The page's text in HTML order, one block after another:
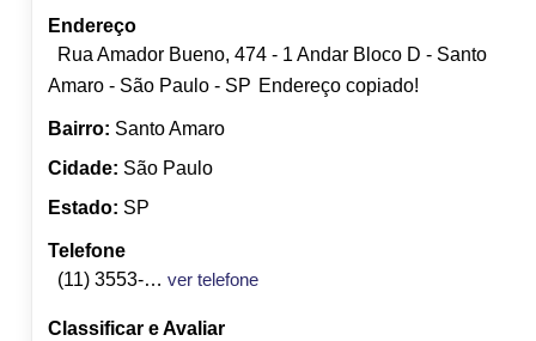
Endereço
Rua Amador Bueno, 474 - 1 Andar Bloco D - Santo
Amaro - São Paulo - SP Endereço copiado!
Bairro: Santo Amaro
Cidade: São Paulo
Estado: SP
Telefone
(11) 3553-5829
ver telefone
Classificar e Avaliar